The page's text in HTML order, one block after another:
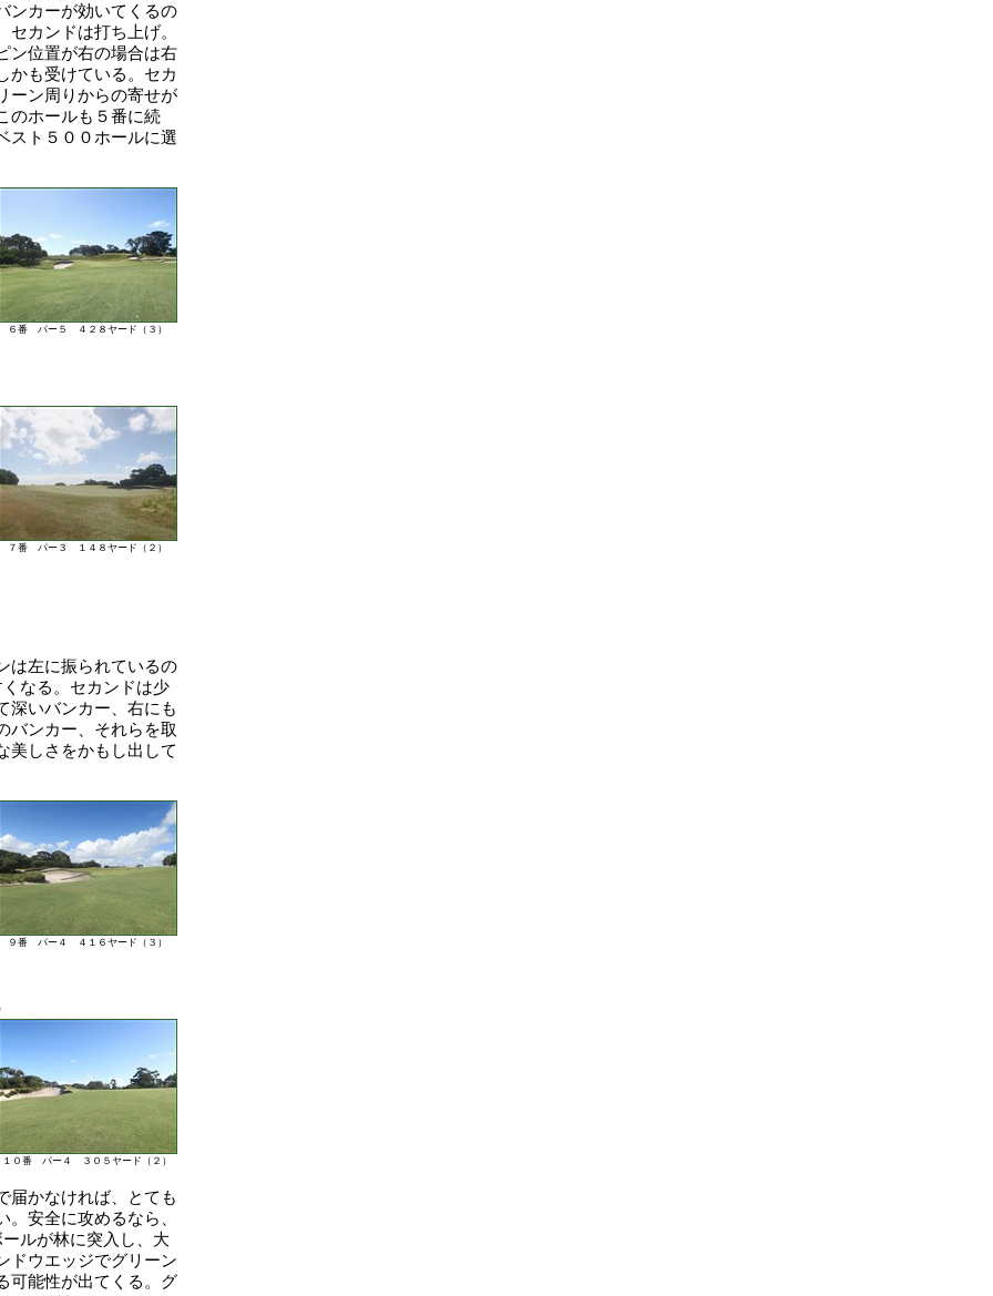
ンカーが効いてくるの
カンドは打ち上げ。
ン位置が右の場合は右
かも受けている。セカ
ーン周りからの寄せが
のホールも５番に続
スト５００ホールに選
６番 パー５ ４２８ヤード（３）
７番 パー３ １４８ヤード（２）
は左に振られているの
なる。セカンドは少
深いバンカー、右にも
バンカー、それらを取
美しさをかもし出して
９番 パー４ ４１６ヤード（３）
１０番 パー４ ３０５ヤード（２）
届かなければ、とても
安全に攻めるなら、
ルが林に突入し、大
ドウエッジでグリーン
可能性が出てくる。グ